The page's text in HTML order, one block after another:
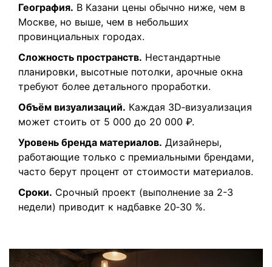
География. В Казани цены обычно ниже, чем в
Москве, но выше, чем в небольших
провинциальных городах.
Сложность пространств. Нестандартные
планировки, высотные потолки, арочные окна
требуют более детального проработки.
Объём визуализаций. Каждая 3D‑визуализация
может стоить от 5 000 до 20 000 ₽.
Уровень бренда материалов. Дизайнеры,
работающие только с премиальными брендами,
часто берут процент от стоимости материалов.
Сроки. Срочный проект (выполнение за 2-3
недели) приводит к надбавке 20‑30 %.